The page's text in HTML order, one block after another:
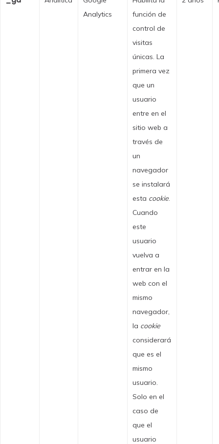
Analytics
función de
control de
visitas
únicas. La
primera vez
que un
usuario
entre en el
sitio web a
través de
un
navegador
se instalará
esta cookie.
Cuando
este
usuario
vuelva a
entrar en la
web con el
mismo
navegador,
la cookie
considerará
que es el
mismo
usuario.
Solo en el
caso de
que el
usuario